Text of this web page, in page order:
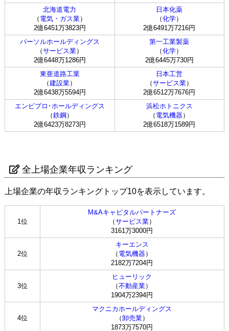
北海道電力
（ 電気・ガス業）
2億6451万3823円
日本化薬
（化学）
2億6491万7216円
パーソルホールディングス
（サービス業）
2億6448万1286円
第一工業製薬
（化学）
2億6445万730円
東亜道路工業
（建設業）
2億6438万5594円
日本工営
（サービス業）
2億6512万7676円
エンビプロ･ホールディングス
（鉄鋼）
2億6423万8273円
浜松ホトニクス
（ 電気機器）
2億6518万1589円
全上場企業年収ランキング
上場企業の年収ランキングトップ10を表示しています。
1位
M&Aキャピタルパートナーズ
（サービス業）
3161万3000円
2位
キーエンス
（ 電気機器）
2182万7204円
3位
ヒューリック
（不動産業）
1904万2394円
4位
マクニカホールディングス
（卸売業）
1873万7570円